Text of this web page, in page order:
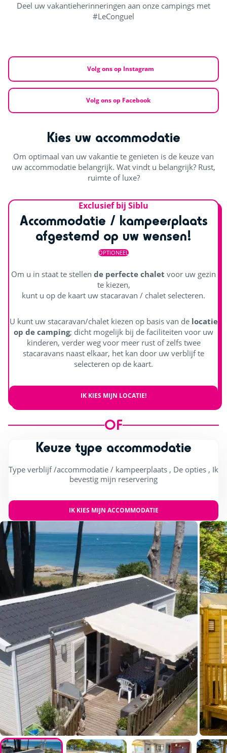
Deel uw vakantieherinneringen aan onze campings met
#LeConguel
Volg ons op Instagram
Volg ons op Facebook
Kies uw accommodatie
Om optimaal van uw vakantie te genieten is de keuze van
uw accommodatie belangrijk. Wat vindt u belangrijk? Rust,
ruimte of luxe?
Exclusief bij Siblu
Accommodatie / kampeerplaats
afgestemd op uw wensen!
OPTIONEEL
Om u in staat te stellen de perfecte chalet voor uw gezin
te kiezen,
kunt u op de kaart uw stacaravan / chalet selecteren.
U kunt uw stacaravan/chalet kiezen op basis van delocatie
op de camping; dicht mogelijk bij de faciliteiten voor uw
kinderen, verder weg voor meer rust of zelfs twee
stacaravans naast elkaar, het kan door uw verblijf te
selecteren op de kaart.
IK KIES MIJN LOCATIE!
OF
Keuze type accommodatie
Type verblijf /accommodatie / kampeerplaats , De opties , Ik
bevestig mijn reservering
IK KIES MIJN ACCOMMODATIE